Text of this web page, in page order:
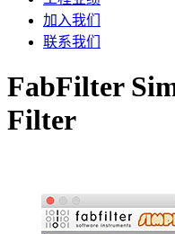
加入我们
联系我们
FabFilter
Filter